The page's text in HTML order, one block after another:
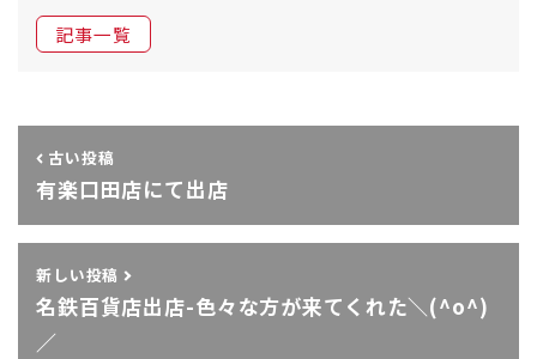
記事一覧
古い投稿
有楽口田店にて出店
新しい投稿
名鉄百貨店出店-色々な方が来てくれた＼(^o^)
／